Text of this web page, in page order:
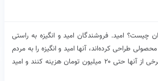
چیست؟ امید. فروشندگان امید و انگیزه به راستی
طراحی کرده‌اند، آنها امید و انگیزه را به مردم
می‌فروشند و مردم نیز چنان به این محصولات نیازمند هستند که حاضرند برای برخی از آنها حتی ۲۰ میلیون تومان هزینه کنند و امید